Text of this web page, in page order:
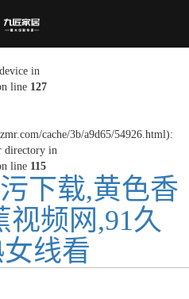
in
line 127
cache/3b/a9d65/54926.html):
directory in
line 115
下载,黄色香
视频网,91久
线看